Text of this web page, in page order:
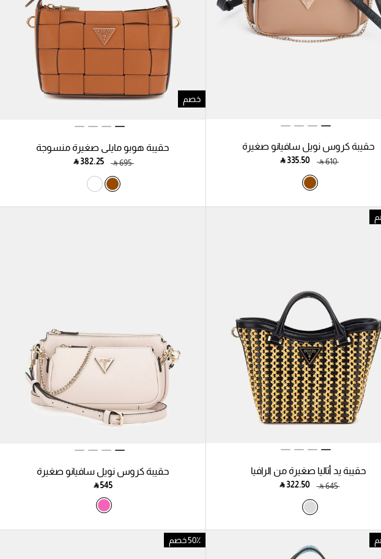
حقيبة كروس نويل سافيانو صغيرة
‎ ⃁ ⁦610⁩ ‎
‎ ⃁ ⁦335.50⁩ ‎
خصم
حقيبة هوبو مايلي صغيرة منسوجة
‎ ⃁ ⁦695⁩ ‎
‎ ⃁ ⁦382.25⁩ ‎
حقيبة يد أتاليا صغيرة من الرافيا
‎ ⃁ ⁦645⁩ ‎
‎ ⃁ ⁦322.50⁩ ‎
حقيبة كروس نويل سافيانو صغيرة
‎ ⃁ ⁦545⁩ ‎
50٪ خصم